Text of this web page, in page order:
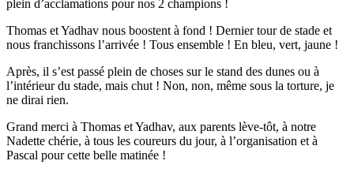
plein d’acclamations pour nos 2 champions !
Thomas et Yadhav nous boostent à fond ! Dernier tour de stade et
nous franchissons l’arrivée ! Tous ensemble ! En bleu, vert, jaune !
Après, il s’est passé plein de choses sur le stand des dunes ou à
l’intérieur du stade, mais chut ! Non, non, même sous la torture, je
ne dirai rien.
Grand merci à Thomas et Yadhav, aux parents lève-tôt, à notre
Nadette chérie, à tous les coureurs du jour, à l’organisation et à
Pascal pour cette belle matinée !